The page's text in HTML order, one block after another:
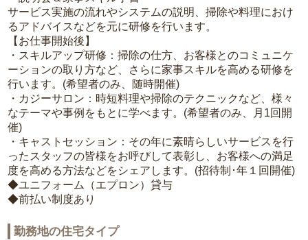
サービス実施の流れやシステムの説明、掃除や料理におけ
るアドバイスなどを元に研修を行います。
【お仕事開始後】
・スキルアップ研修：掃除の仕方、お客様とのコミュニケ
ーションの取り方など、さらに家事スキルを高める研修を
行います。(希望者のみ、随時開催)
・カジーサロン：時短料理や掃除のテクニックなど、様々
なテーマや事例をもとに学べます。(希望者のみ、月1回開
催)
・キャストセッション：その年に素晴らしいサービスを行
ったスタッフの皆様をお呼びして表彰し、お客様への満足
度を高める方法などをシェアします。(招待制･年１回開催)
◆ユニフォーム（エプロン）貸与
◆前払い制度あり
勤務地の住宅タイプ